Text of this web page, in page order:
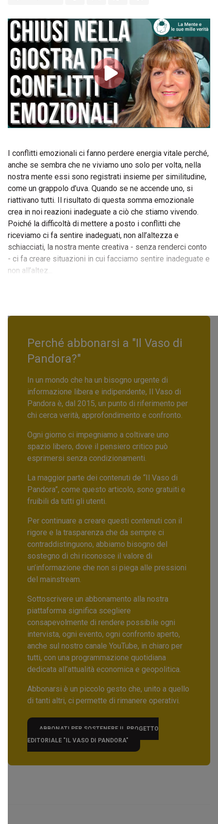
I conflitti emozionali ci fanno perdere energia vitale perché,
anche se sembra che ne viviamo uno solo per volta, nella
nostra mente essi sono registrati insieme per similitudine,
come un grappolo d’uva. Quando se ne accende uno, si
riattivano tutti. Il risultato di questa somma emozionale
crea in noi reazioni inadeguate a ciò che stiamo vivendo.
Poiché la difficoltà di mettere a posto i conflitti che
riceviamo ci fa sentire inadeguati, non all’altezza e
schiacciati, la nostra mente creativa - senza renderci conto
- ci fa creare situazioni in cui facciamo sentire inadeguate e
non all’altez...
Perché abbonarsi a "Il Vaso di
Pandora?"
In un mondo che ha un bisogno urgente di
informazione libera e indipendente, Il Vaso di
Pandora è, dal 2015, un punto di riferimento per
chi cerca verità, approfondimento e confronto.
Ogni giorno ci impegniamo a coltivare uno
spazio libero, dove il pensiero critico può
esprimersi senza condizionamenti.
La maggior parte dei contenuti de “Il Vaso di
Pandora”, come questo articolo, sono gratuiti e
fruibili da tutti gli utenti.
Per continuare a creare questi contenuti con il
rigore e la trasparenza che da sempre ci
contraddistinguono, abbiamo bisogno del
sostegno di chi riconosce il valore di
un’informazione che non si piega alle pressioni
del mainstream.
Sottoscrivere un abbonamento alla nostra
piattaforma significa scegliere
consapevolmente di rendere possibile ogni
intervista, ogni evento, ogni confronto aperto,
anche sul nostro canale YouTube, in chiaro per
tutti, con una programmazione quotidiana
dedicata all’attualità economica e geopolitica.
Abbonarsi è un piccolo gesto che, unito a quello
di tanti altri, ci permette di rimanere operativi.
ABBONATI PER SOSTENERE IL PROGETTO
EDITORIALE "IL VASO DI PANDORA"